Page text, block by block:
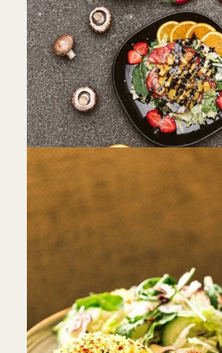
Žalia pupa
Laisvės alėja 78, Kaunas